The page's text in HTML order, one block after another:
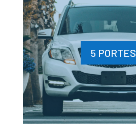
5 PORTES